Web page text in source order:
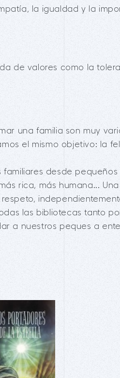
la igualdad y la
de valores como la
una familia son muy
el mismo objetivo: la
desde
rica, más humana...
las bibliotecas tanto
a nuestros peques a